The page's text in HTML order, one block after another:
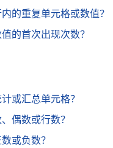
的重复单元格或数值？
的首次出现次数？
或汇总单元格？
偶数或行数？
或负数？